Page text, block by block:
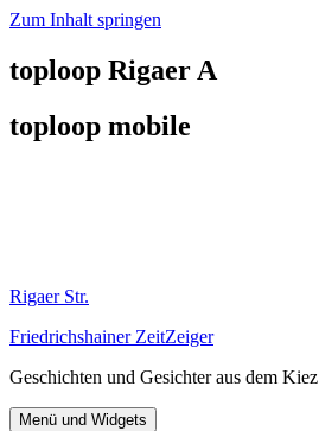
Zum Inhalt springen
toploop Rigaer A
toploop mobile
Rigaer Str.
Friedrichshainer ZeitZeiger
Geschichten und Gesichter aus dem Kiez
Menü und Widgets